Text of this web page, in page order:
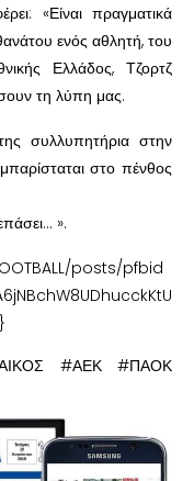
«Είναι πραγματικά
ενός αθλητή, του
Ελλάδος, Τζορτζ
τη λύπη μας.
συλλυπητήρια στην
στο πένθος
».
posts/pfbid
#ΑΕΚ #ΠΑΟΚ